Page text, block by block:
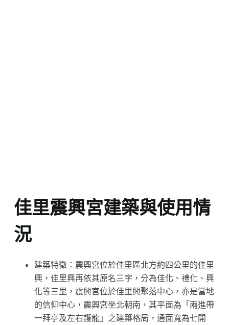
佳里震興宮建築與使用情
況
建築特徵：震興宮位於佳里區北方約四公里的佳里
興，佳里興再依其原名三字，分為佳化、禮化、興
化等三里，震興宮位於佳里興聚落中心，亦是當地
的信仰中心，震興宮坐北朝南，其平面為「兩進帶
一拜亭及左右護龍」之建築格局，通面寬為七開